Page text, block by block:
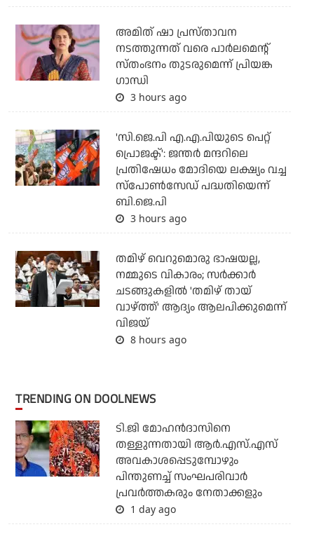
അമിത് ഷാ പ്രസ്താവന
നടത്തുന്നത് വരെ പാര്‍ലമെന്റ്
സ്തംഭനം തുടരുമെന്ന് പ്രിയങ്ക
ഗാന്ധി
3 hours ago
'സി.ജെ.പി എ.എ.പിയുടെ പെറ്റ്
പ്രൊജക്ട്': ജന്തര്‍ മന്ദറിലെ
പ്രതിഷേധം മോദിയെ ലക്ഷ്യം വച്ച
സ്‌പോണ്‍സേഡ് പദ്ധതിയെന്ന്
ബി.ജെ.പി
3 hours ago
തമിഴ് വെറുമൊരു ഭാഷയല്ല,
നമ്മുടെ വികാരം; സര്‍ക്കാര്‍
ചടങ്ങുകളില്‍ 'തമിഴ് തായ്
വാഴ്ത്ത്' ആദ്യം ആലപിക്കുമെന്ന്
വിജയ്
8 hours ago
TRENDING ON DOOLNEWS
ടി.ജി മോഹന്‍ദാസിനെ
തള്ളുന്നതായി ആര്‍.എസ്.എസ്
അവകാശപ്പെടുമ്പോഴും
പിന്തുണച്ച് സംഘപരിവാര്‍
പ്രവര്‍ത്തകരും നേതാക്കളും
1 day ago